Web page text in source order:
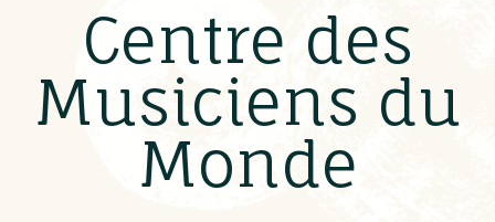
Centre des
Musiciens du
Monde